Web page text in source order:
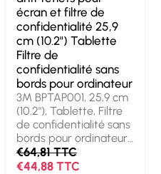
écran et filtre de
confidentialité 25,9
cm (10.2") Tablette
Filtre de
confidentialité sans
bords pour ordinateur
3M BPTAP001, 25,9 cm
(10.2"), Tablette, Filtre
de confidentialité sans
bords pour ordinateur,
Anti-reflet
€64,81 TTC
€44,88 TTC